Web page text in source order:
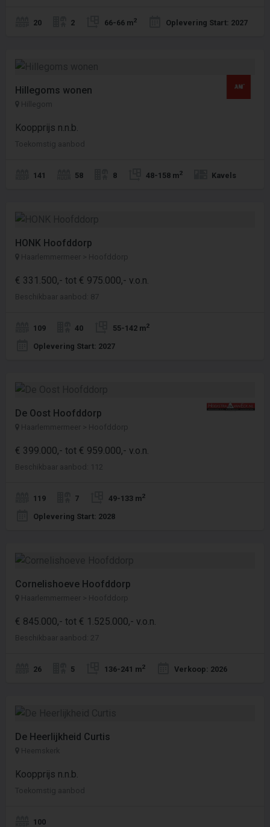
20 2 66-66 m2 Oplevering Start: 2027
Hillegoms wonen
Hillegom
Koopprijs n.n.b.
Toekomstig aanbod
141 58 8 48-158 m2 Kavels
HONK Hoofddorp
Haarlemmermeer > Hoofddorp
€ 331.500,- tot € 975.000,- v.o.n.
Beschikbaar aanbod: 87
109 40 55-142 m2
Oplevering Start: 2027
De Oost Hoofddorp
Haarlemmermeer > Hoofddorp
€ 399.000,- tot € 959.000,- v.o.n.
Beschikbaar aanbod: 112
119 7 49-133 m2
Oplevering Start: 2028
Cornelishoeve Hoofddorp
Haarlemmermeer > Hoofddorp
€ 845.000,- tot € 1.525.000,- v.o.n.
Beschikbaar aanbod: 27
26 5 136-241 m2 Verkoop: 2026
De Heerlijkheid Curtis
Heemskerk
Koopprijs n.n.b.
Toekomstig aanbod
100